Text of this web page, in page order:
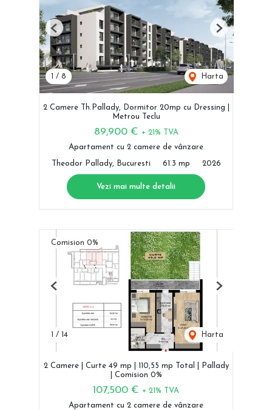
1 / 8 Harta
Previous Next
2 Camere Th.Pallady, Dormitor 20mp cu Dressing |
Metrou Teclu
89,900 € + 21% TVA
Apartament cu 2 camere de vânzare
Theodor Pallady, Bucuresti 61.3 mp 2026
Vezi mai multe detalii
Comision 0%
1 / 14 Harta
Previous Next
2 Camere | Curte 49 mp | 110,55 mp Total | Pallady
| Comision 0%
107,500 € + 21% TVA
Apartament cu 2 camere de vânzare